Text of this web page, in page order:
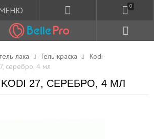
0
лака Гель-краска
Kodi
серебро, 4 мл
27, СЕРЕБРО, 4 МЛ